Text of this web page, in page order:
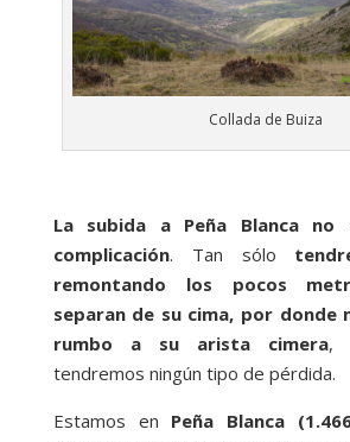
Collada de Buiza
La subida a Peña Blanca no
complicación. Tan sólo
remontando los pocos
separan de su cima, por donde
rumbo a su arista cimera,
tendremos ningún tipo de pérdida.
Estamos en Peña Blanca